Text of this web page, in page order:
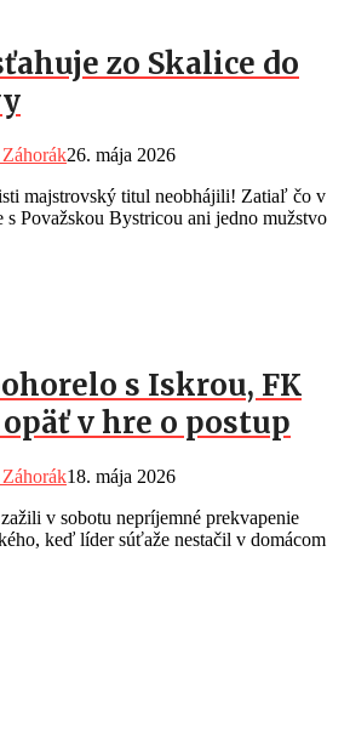
zo Skalice do
26. mája 2026
majstrovský titul neobhájili! Zatiaľ čo v
s Považskou Bystricou ani jedno mužstvo
s Iskrou, FK
opäť v hre o postup
18. mája 2026
v sobotu nepríjemné prekvapenie
keď líder súťaže nestačil v domácom